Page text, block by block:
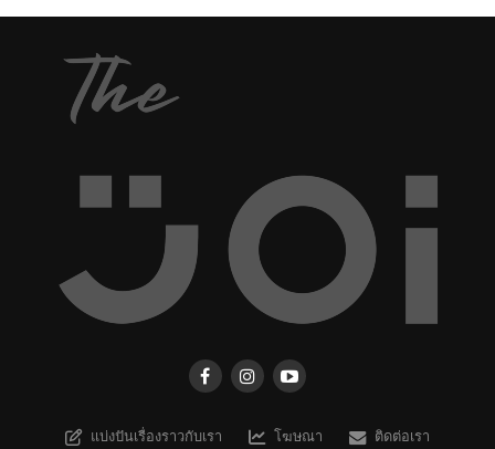
แบ่งปันเรื่องราวกับเรา โฆษณา ติดต่อเรา